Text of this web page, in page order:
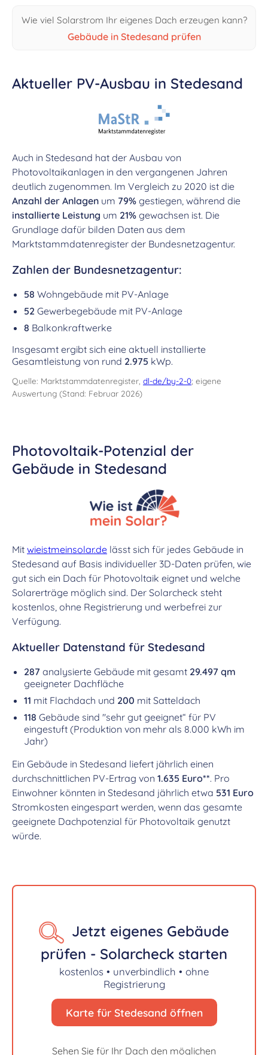
Wie viel Solarstrom Ihr eigenes Dach erzeugen kann?
Gebäude in Stedesand prüfen
Aktueller PV-Ausbau in Stedesand
Auch in Stedesand hat der Ausbau von
Photovoltaikanlagen in den vergangenen Jahren
deutlich zugenommen. Im Vergleich zu 2020 ist die
Anzahl der Anlagen um 79% gestiegen, während die
installierte Leistung um 21% gewachsen ist. Die
Grundlage dafür bilden Daten aus dem
Marktstammdatenregister der Bundesnetzagentur.
Zahlen der Bundesnetzagentur:
58 Wohngebäude mit PV-Anlage
52 Gewerbegebäude mit PV-Anlage
8 Balkonkraftwerke
Insgesamt ergibt sich eine aktuell installierte
Gesamtleistung von rund 2.975 kWp.
Quelle: Marktstammdatenregister, dl-de/by-2-0; eigene
Auswertung (Stand: Februar 2026)
Photovoltaik-Potenzial der
Gebäude in Stedesand
Mit wieistmeinsolar.de lässt sich für jedes Gebäude in
Stedesand auf Basis individueller 3D-Daten prüfen, wie
gut sich ein Dach für Photovoltaik eignet und welche
Solarerträge möglich sind. Der Solarcheck steht
kostenlos, ohne Registrierung und werbefrei zur
Verfügung.
Aktueller Datenstand für Stedesand
287 analysierte Gebäude mit gesamt 29.497 qm
geeigneter Dachfläche
11 mit Flachdach und 200 mit Satteldach
118 Gebäude sind "sehr gut geeignet“ für PV
eingestuft (Produktion von mehr als 8.000 kWh im
Jahr)
Ein Gebäude in Stedesand liefert jährlich einen
durchschnittlichen PV-Ertrag von 1.635 Euro**. Pro
Einwohner könnten in Stedesand jährlich etwa 531 Euro
Stromkosten eingespart werden, wenn das gesamte
geeignete Dachpotenzial für Photovoltaik genutzt
würde.
Jetzt eigenes Gebäude
prüfen - Solarcheck starten
kostenlos • unverbindlich • ohne
Registrierung
Karte für Stedesand öffnen
Sehen Sie für Ihr Dach den möglichen